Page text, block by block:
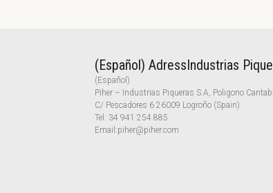
(Español) AdressIndustrias
(Español)
Piher – Industrias Piqueras S.A, Poligono
C/ Pescadores 6 26009 Logroño (Spain)
Tel: 34 941 254 885
Email:piher@piher.com